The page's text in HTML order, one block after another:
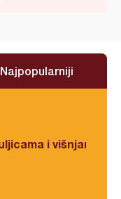
Najpopularniji
i višnjama